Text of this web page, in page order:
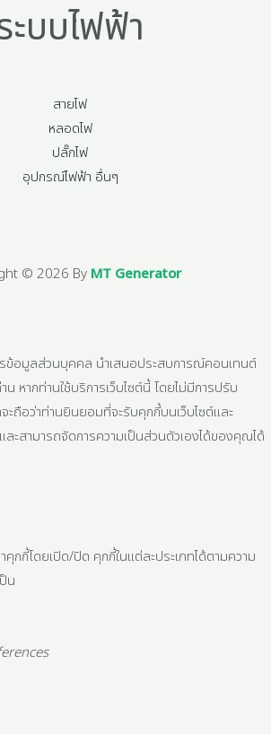
ะบบไฟฟ้า
สายไฟ
หลอดไฟ
ปลั๊กไฟ
อุปกรณ์ไฟฟ้า อื่นๆ
© 2026 By MT Generator
รข้อมูลส่วนบุคคล นำเสนอประสบการณ์คอนเทนต์
หากท่านใช้บริการเว็บไซต์นี้ โดยไม่มีการปรับ
ะถือว่าท่านยินยอมที่จะรับคุกกี้บนเว็บไซต์และ
และสามารถจัดการความเป็นส่วนตัวเองได้ของคุณได้
กกี้โดยเปิด/ปิด คุกกี้ในแต่ละประเภทได้ตามความ
น